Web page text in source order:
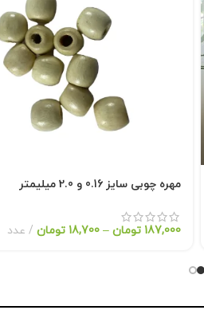
مهره چوبی سایز 0.16 و 2.0 میلیمتر
187,000 تومان –
18,700 تومان عدد